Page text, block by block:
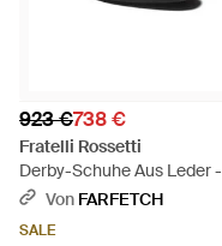
923 €738 €
Fratelli Rossetti
Derby-Schuhe Aus Leder -
Schwarz
Von FARFETCH
SALE